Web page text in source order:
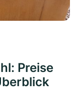
Preise